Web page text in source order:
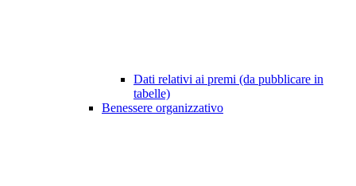
Dati relativi ai premi (da pubblicare in
tabelle)
Benessere organizzativo